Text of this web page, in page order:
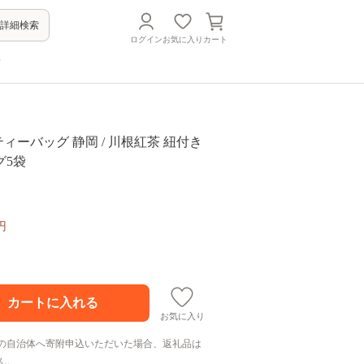
詳細検索
ログインお気に入り カート
ィーバッグ 静岡 / 川根紅茶 紐付き
5袋
お気に入り
自治体へ寄附申込いただいた場合、返礼品は